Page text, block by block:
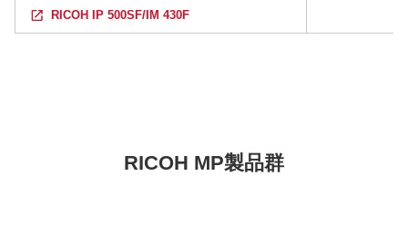
RICOH IP 500SF/IM 430F
RICOH MP製品群